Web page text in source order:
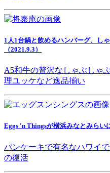
1人1台鍋と飲めるハンバーグ、し
（2021.9.3）
A5和牛の贅沢なしゃぶしゃ
理ユッケなど逸品揃い
Eggs 'n Thingsが横浜みなとみらい
パンケーキで有名なハワイ
の復活